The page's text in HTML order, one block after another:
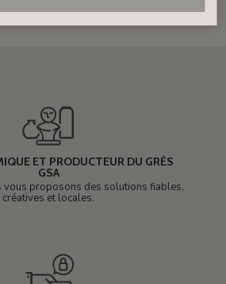
ET PRODUCTEUR DU GRÈS
GSA
vous proposons des solutions fiables,
créatives et locales.